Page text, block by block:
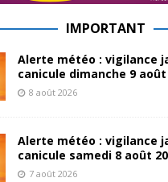
IMPORTANT
Alerte météo : vigilance
canicule dimanche 9 août
8 août 2026
Alerte météo : vigilance
canicule samedi 8 août
7 août 2026